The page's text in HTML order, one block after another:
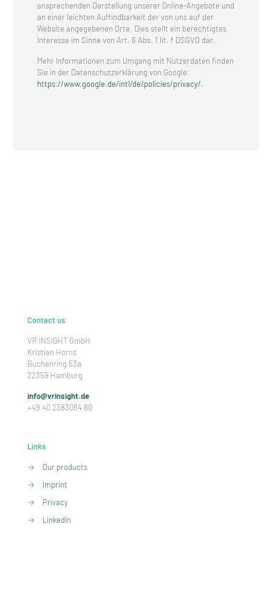
ansprechenden Darstellung unserer Online-Angebote und
an einer leichten Auffindbarkeit der von uns auf der
Website angegebenen Orte. Dies stellt ein berechtigtes
Interesse im Sinne von Art. 6 Abs. 1 lit. f DSGVO dar.
Mehr Informationen zum Umgang mit Nutzerdaten finden
Sie in der Datenschutzerklärung von Google:
https://www.google.de/intl/de/policies/privacy/.
Contact us
VR INSIGHT GmbH
Kristian Horns
Buchenring 53a
22359 Hamburg
info@vrinsight.de
+49 40 2383064 80
Links
→
Our products
→
Imprint
→
Privacy
→
LinkedIn